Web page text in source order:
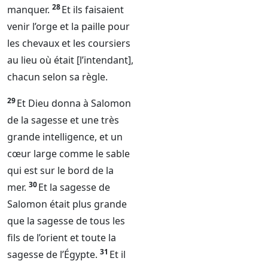
manquer. 28Et ils faisaient
venir l’orge et la paille pour
les chevaux et les coursiers
au lieu où était [l’intendant],
chacun selon sa règle.
29Et Dieu donna à Salomon
de la sagesse et une très
grande intelligence, et un
cœur large comme le sable
qui est sur le bord de la
mer. 30Et la sagesse de
Salomon était plus grande
que la sagesse de tous les
fils de l’orient et toute la
sagesse de l’Égypte. 31 Et il